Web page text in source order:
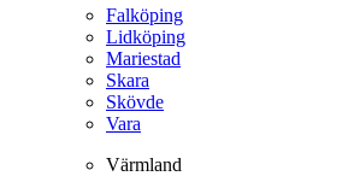
Falköping
Lidköping
Mariestad
Skara
Skövde
Vara
Värmland